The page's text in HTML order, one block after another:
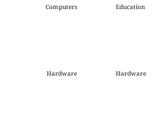
Computers Education
Hardware Hardware